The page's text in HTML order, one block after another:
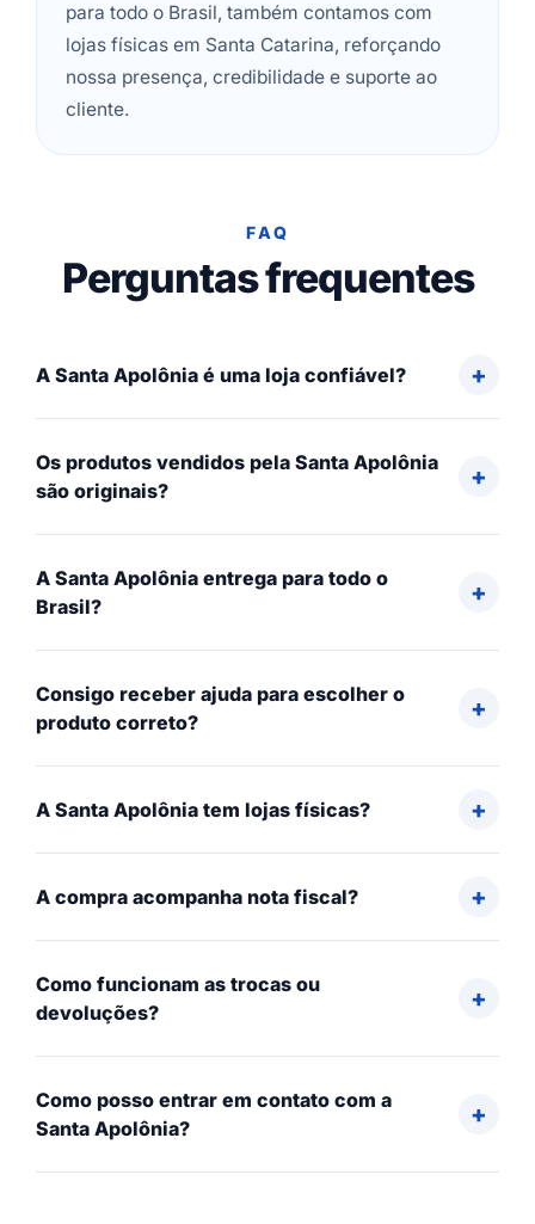
para todo o Brasil, também contamos com
lojas físicas em Santa Catarina, reforçando
nossa presença, credibilidade e suporte ao
cliente.
FAQ
Perguntas frequentes
A Santa Apolônia é uma loja confiável?
Os produtos vendidos pela Santa Apolônia
são originais?
A Santa Apolônia entrega para todo o
Brasil?
Consigo receber ajuda para escolher o
produto correto?
A Santa Apolônia tem lojas físicas?
A compra acompanha nota fiscal?
Como funcionam as trocas ou
devoluções?
Como posso entrar em contato com a
Santa Apolônia?